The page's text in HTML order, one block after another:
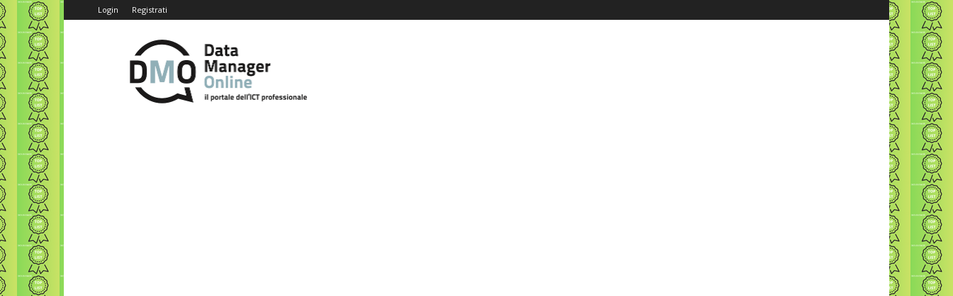
Login Registrati
Data
Manager
Online